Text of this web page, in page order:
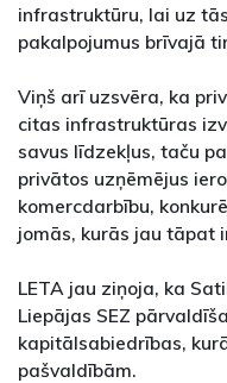
infrastruktūru, lai uz
pakalpojumus brīvajā
Viņš arī uzsvēra, ka
citas infrastruktūras
savus līdzekļus, taču
privātos uzņēmējus
komercdarbību,
jomās, kurās jau tāpat
LETA jau ziņoja, ka
Liepājas SEZ
kapitālsabiedrības,
pašvaldībām.